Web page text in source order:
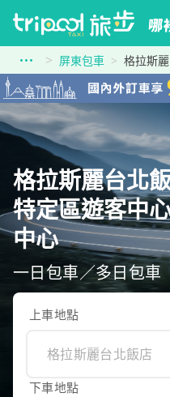
屏東包車 格拉斯麗台
格拉斯麗台北
特定區遊客中
中心
一日包車／多日包車
上車地點
下車地點